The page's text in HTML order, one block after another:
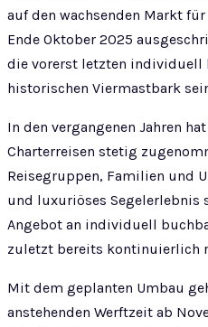
auf den wachsenden Markt
Ende Oktober 2025
die vorerst letzten individuell
historischen Viermastbark
In den vergangenen Jahren
Charterreisen stetig
Reisegruppen, Familien und
und luxuriöses Segelerlebnis
Angebot an individuell
zuletzt bereits kontinuierlich
Mit dem geplanten Umbau
anstehenden Werftzeit ab